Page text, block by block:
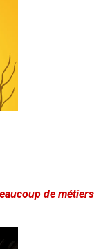
de métiers